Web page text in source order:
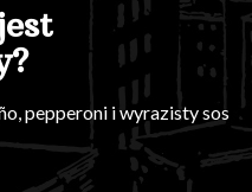
pepperoni i wyrazisty sos